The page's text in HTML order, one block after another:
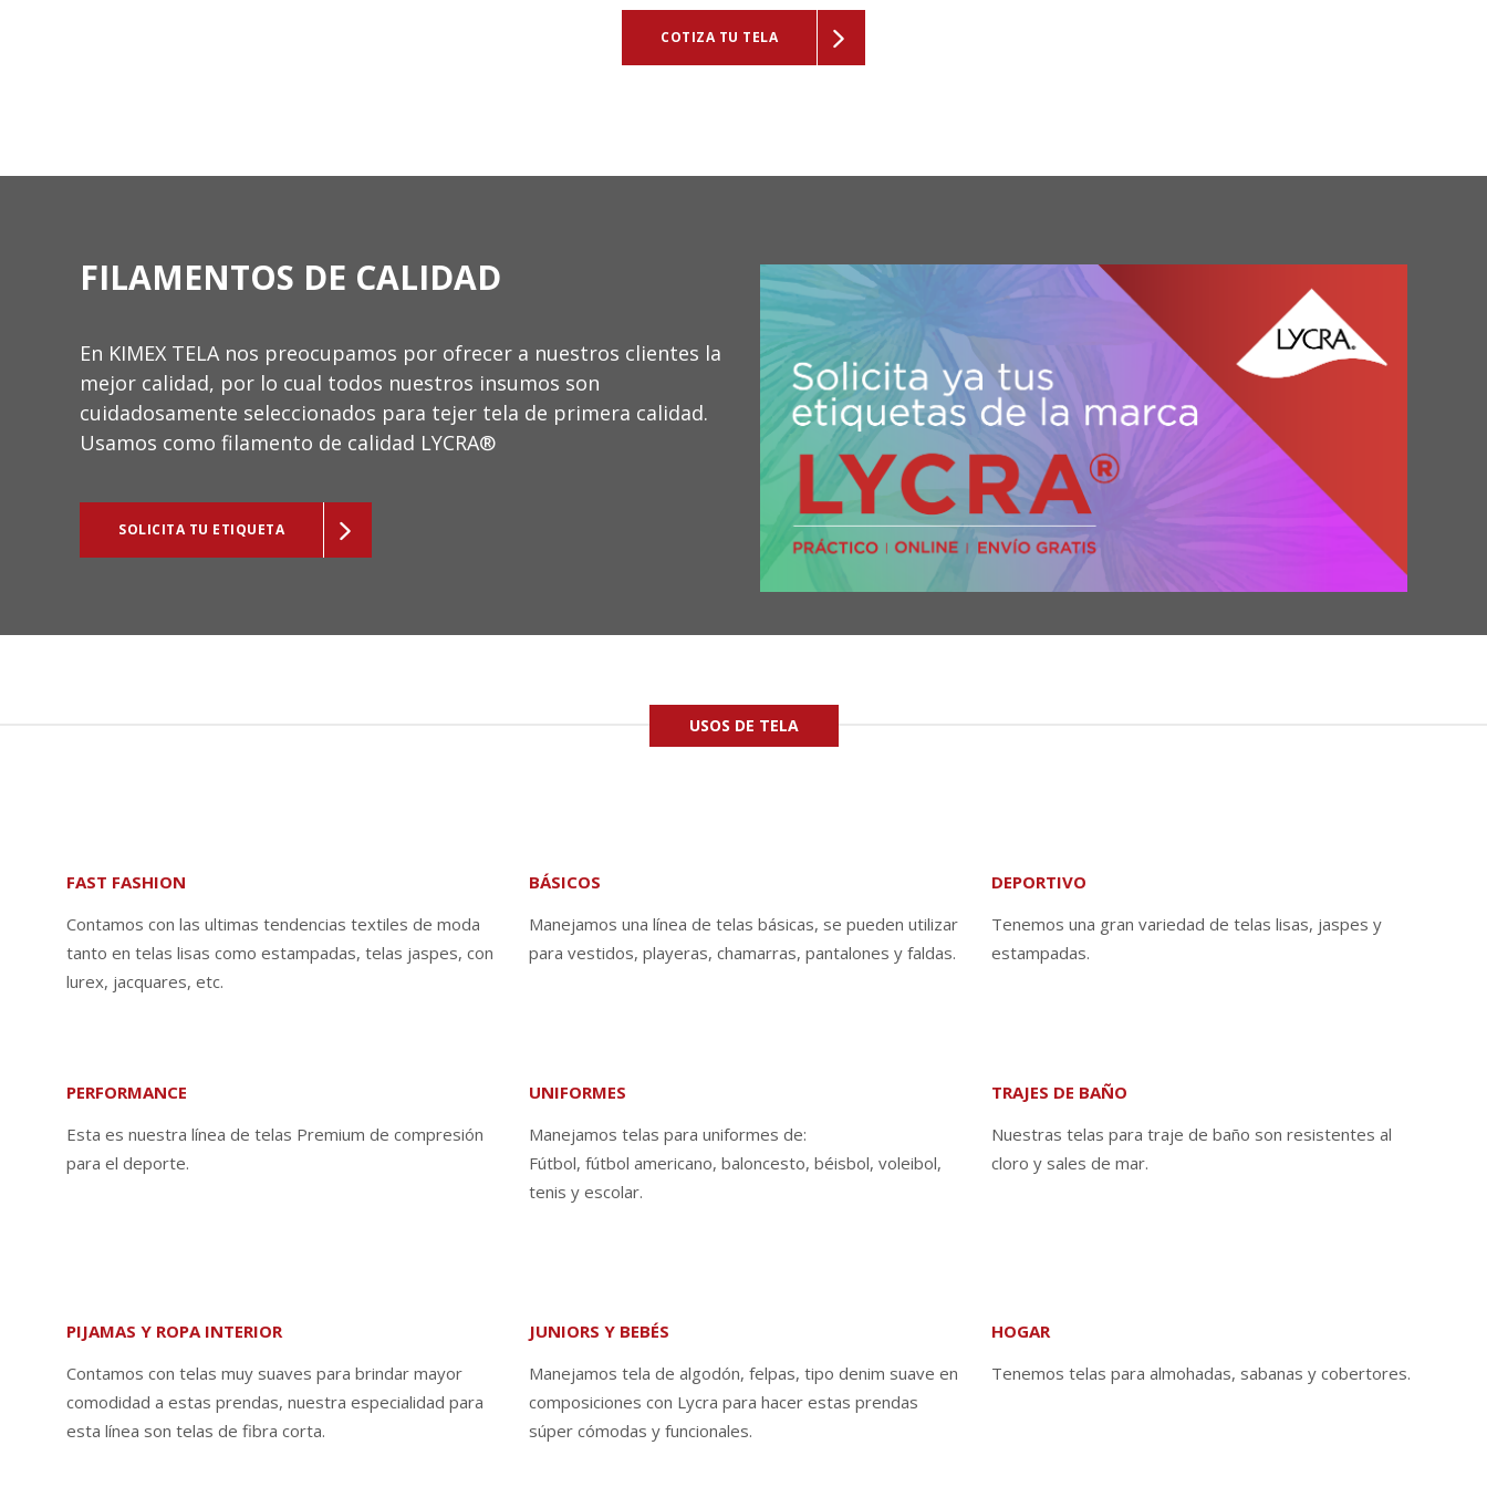
COTIZA TU TELA
FILAMENTOS DE CALIDAD
En KIMEX TELA nos preocupamos por ofrecer a nuestros clientes la
mejor calidad, por lo cual todos nuestros insumos son
cuidadosamente seleccionados para tejer tela de primera calidad.
Usamos como filamento de calidad LYCRA®
SOLICITA TU ETIQUETA
USOS DE TELA
FAST FASHION
Contamos con las ultimas tendencias textiles de moda
tanto en telas lisas como estampadas, telas jaspes, con
lurex, jacquares, etc.
BÁSICOS
Manejamos una línea de telas básicas, se pueden utilizar
para vestidos, playeras, chamarras, pantalones y faldas.
DEPORTIVO
Tenemos una gran variedad de telas lisas, jaspes y
estampadas.
PERFORMANCE
Esta es nuestra línea de telas Premium de compresión
para el deporte.
UNIFORMES
Manejamos telas para uniformes de:
Fútbol, fútbol americano, baloncesto, béisbol, voleibol,
tenis y escolar.
TRAJES DE BAÑO
Nuestras telas para traje de baño son resistentes al
cloro y sales de mar.
PIJAMAS Y ROPA INTERIOR
Contamos con telas muy suaves para brindar mayor
comodidad a estas prendas, nuestra especialidad para
esta línea son telas de fibra corta.
JUNIORS Y BEBÉS
Manejamos tela de algodón, felpas, tipo denim suave en
composiciones con Lycra para hacer estas prendas
súper cómodas y funcionales.
HOGAR
Tenemos telas para almohadas, sabanas y cobertores.